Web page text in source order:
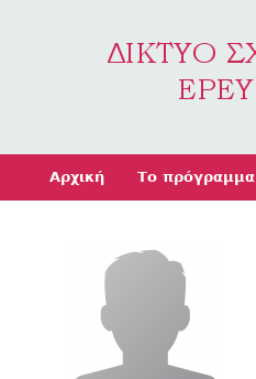
Αρχική Το πρόγραμμα